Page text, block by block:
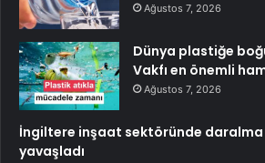
Ağustos 7, 2026
Dünya plastiğe
Vakfı en önemli
Ağustos 7, 2026
İngiltere inşaat sektöründe daralma
yavaşladı